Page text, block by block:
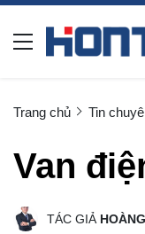
Trang chủ Tin
Van
TÁC GIẢ